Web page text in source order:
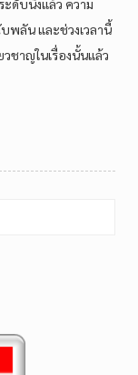
ะดับนึงแล้ว ความ
พลัน และช่วงเวลานี้
ชาญในเรื่องนั้นแล้ว